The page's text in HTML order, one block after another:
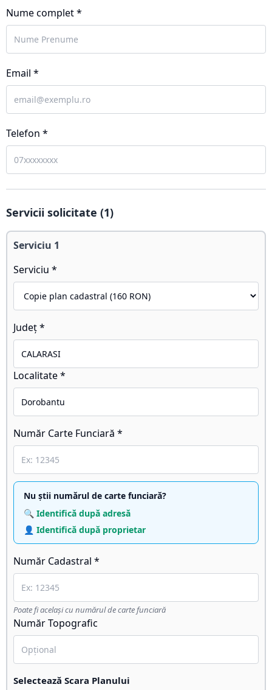
Nume complet *
Email *
Telefon *
Servicii solicitate (1)
Serviciu 1
Serviciu *
Județ *
Localitate *
Număr Carte Funciară *
Nu știi numărul de carte funciară?
🔍 Identifică după adresă
👤 Identifică după proprietar
Număr Cadastral *
Poate fi același cu numărul de carte funciară
Număr Topografic
Selectează Scara Planului